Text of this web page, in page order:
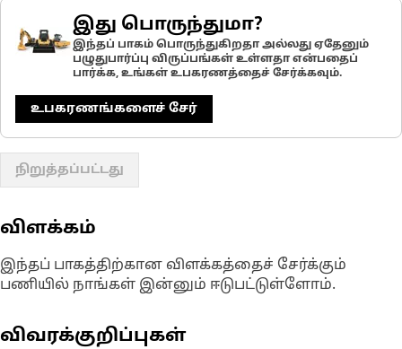
இது பொருந்துமா?
இந்தப் பாகம் பொருந்துகிறதா அல்லது ஏதேனும்
பழுதுபார்ப்பு விருப்பங்கள் உள்ளதா என்பதைப்
பார்க்க, உங்கள் உபகரணத்தைச் சேர்க்கவும்.
உபகரணங்களைச் சேர்
நிறுத்தப்பட்டது
விளக்கம்
இந்தப் பாகத்திற்கான விளக்கத்தைச் சேர்க்கும்
பணியில் நாங்கள் இன்னும் ஈடுபட்டுள்ளோம்.
விவரக்குறிப்புகள்